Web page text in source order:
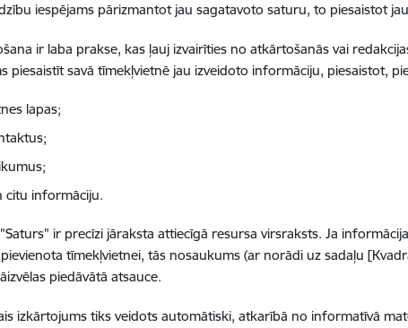
iespējams pārizmantot jau sagatavoto saturu, to piesaistot
ir laba prakse, kas ļauj izvairīties no atkārtošanās vai
piesaistīt savā tīmekļvietnē jau izveidoto informāciju, piesaistot,
lapas;
citu informāciju.
ir precīzi jāraksta attiecīgā resursa virsraksts. Ja
tīmekļvietnei, tās nosaukums (ar norādi uz sadaļu
piedāvātā atsauce.
izkārtojums tiks veidots automātiski, atkarībā no informatīvā